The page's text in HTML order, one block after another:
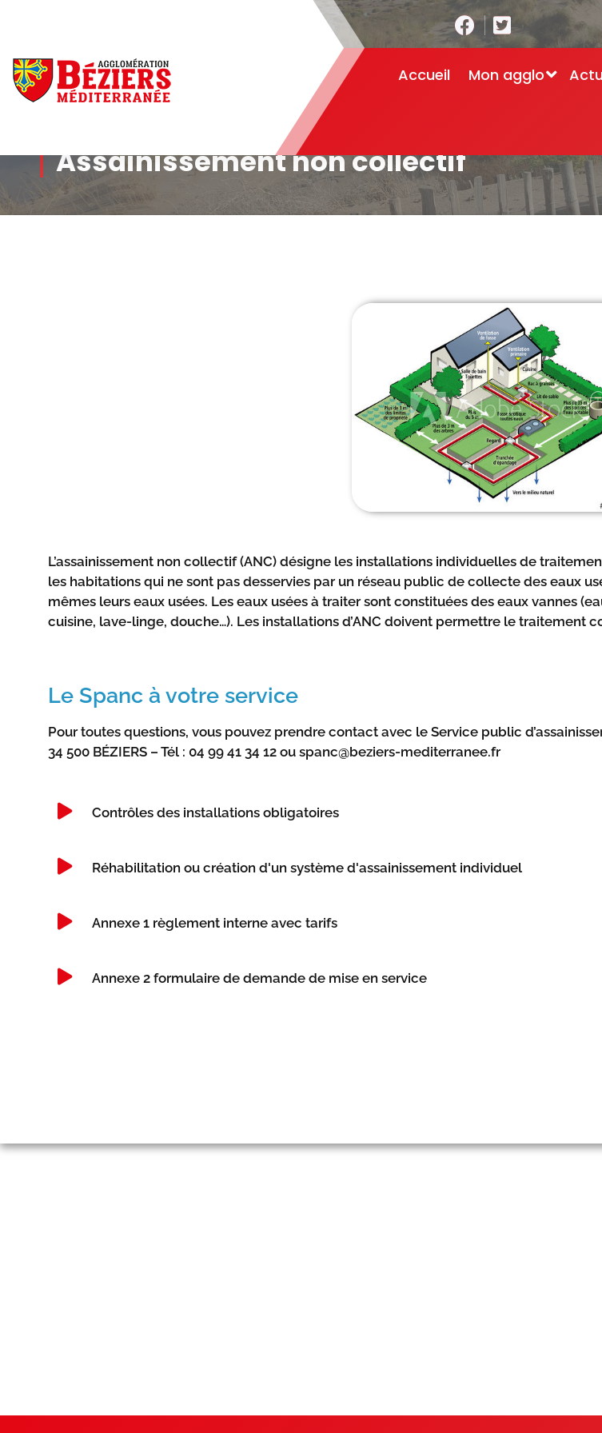
Accueil Mon agglo
Assainissement non collectif
L’assainissement non collectif (ANC) désigne les installations individuelles de
les habitations qui ne sont pas desservies par un réseau public de collecte des eaux
mêmes leurs eaux usées. Les eaux usées à traiter sont constituées des eaux vannes
cuisine, lave-linge, douche…). Les installations d’ANC doivent permettre le traitement
Le Spanc à votre service
Pour toutes questions, vous pouvez prendre contact avec le Service public
34 500 BÉZIERS – Tél : 04 99 41 34 12 ou spanc@beziers-mediterranee.fr
Contrôles des installations obligatoires
Réhabilitation ou création d'un système d'assainissement individuel
Annexe 1 règlement interne avec tarifs
Annexe 2 formulaire de demande de mise en service